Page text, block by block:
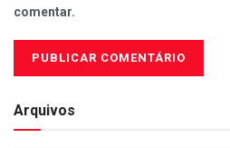
comentar.
Arquivos